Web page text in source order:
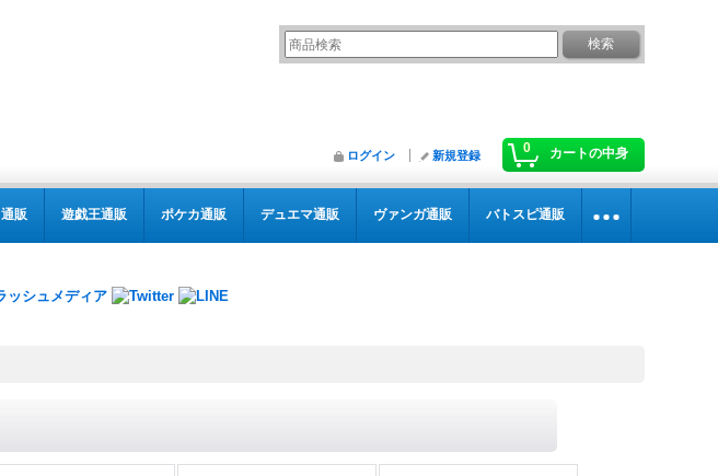
0 カートの中身
ログイン 新規登録
販 遊戯王通販 ポケカ通販 デュエマ通販 ヴァンガ通販 バトスピ通販